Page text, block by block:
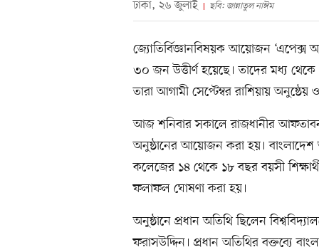
ঢাকা, ২৬ জুলাই
ছবি: জান্নাতুল নাঈম
জ্যোতির্বিজ্ঞানবিষয়ক আয়োজন ‘এপেক্স
৩০ জন উত্তীর্ণ হয়েছে। তাদের মধ্য
তারা আগামী সেপ্টেম্বর রাশিয়ায় অনুষ্ঠেয়
আজ শনিবার সকালে রাজধানীর
অনুষ্ঠানের আয়োজন করা হয়। বাংলাদেশ
কলেজের ১৪ থেকে ১৮ বছর বয়সী
ফলাফল ঘোষণা করা হয়।
অনুষ্ঠানে প্রধান অতিথি ছিলেন
ফরাসউদ্দিন। প্রধান অতিথির বক্তব্যে